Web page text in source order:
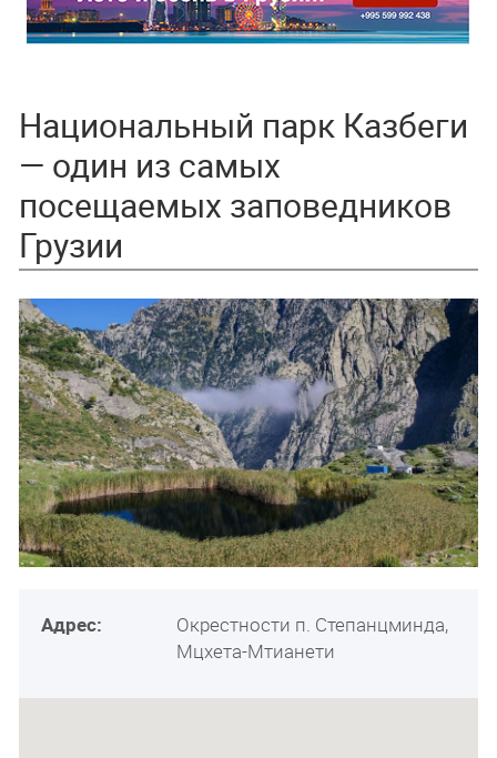
Национальный парк Казбеги
— один из самых
посещаемых заповедников
Грузии
Адрес:
Окрестности п. Степанцминда,
Мцхета-Мтианети